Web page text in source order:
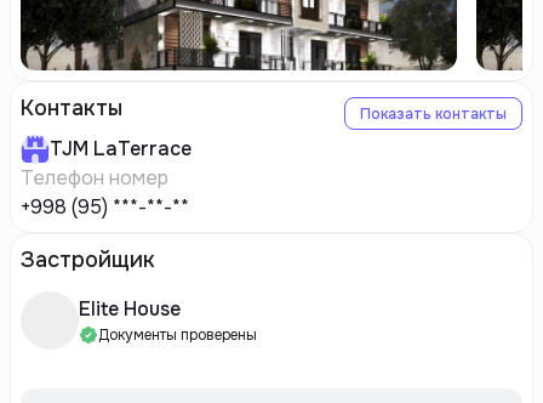
Контакты Показать контакты
TJM LaTerrace
Телефон номер
+998 (95) ***-**-**
Застройщик
Elite House
Документы проверены